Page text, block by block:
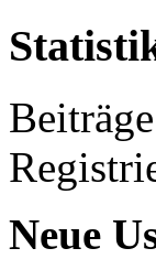
Neue